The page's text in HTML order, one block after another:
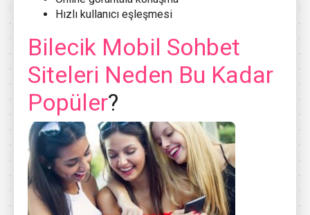
Hızlı kullanıcı eşleşmesi
Bilecik Mobil Sohbet
Siteleri Neden Bu Kadar
Popüler?